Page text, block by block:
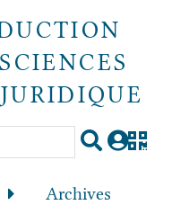
Archives